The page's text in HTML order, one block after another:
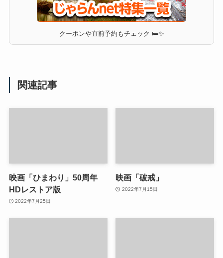
クーポンや直前予約もチェック 🛏✨
関連記事
映画「ひまわり」50周年
HDレストア版
2022年7月25日
映画「破戒」
2022年7月15日